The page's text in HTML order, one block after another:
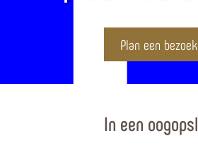
Plan een bezoek
In een